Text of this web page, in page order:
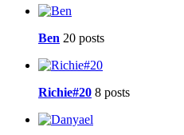
Ben 20 posts
Richie#20 8 posts